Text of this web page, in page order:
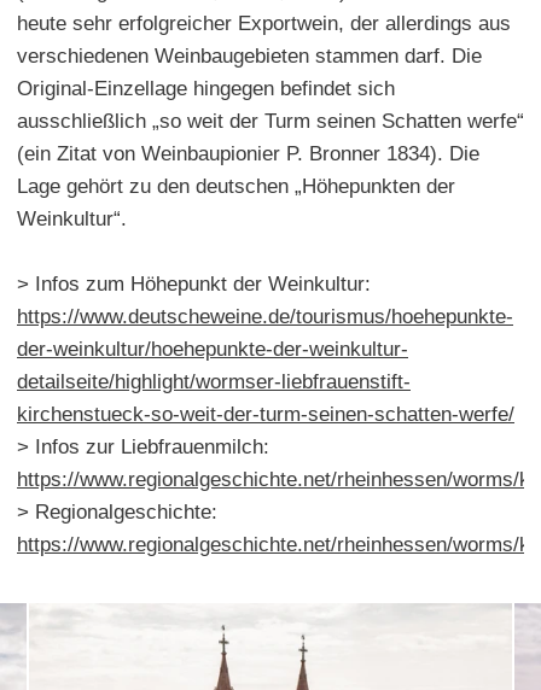
heute sehr erfolgreicher Exportwein, der allerdings aus
verschiedenen Weinbaugebieten stammen darf. Die
Original-Einzellage hingegen befindet sich
ausschließlich „so weit der Turm seinen Schatten werfe“
(ein Zitat von Weinbaupionier P. Bronner 1834). Die
Lage gehört zu den deutschen „Höhepunkten der
Weinkultur“.
> Infos zum Höhepunkt der Weinkultur:
https://www.deutscheweine.de/tourismus/hoehepunkte-
der-weinkultur/hoehepunkte-der-weinkultur-
detailseite/highlight/wormser-liebfrauenstift-
kirchenstueck-so-weit-der-turm-seinen-schatten-werfe/
> Infos zur Liebfrauenmilch:
https://www.regionalgeschichte.net/rheinhessen/worms/
> Regionalgeschichte:
https://www.regionalgeschichte.net/rheinhessen/worms/